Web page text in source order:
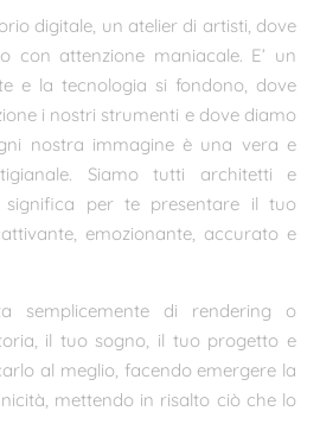
digitale, un atelier di artisti, dove
con attenzione maniacale. E’ un
e la tecnologia si fondono, dove
i nostri strumenti e dove diamo
nostra immagine è una vera e
Siamo tutti architetti e
significa per te presentare il tuo
emozionante, accurato e
semplicemente di rendering o
il tuo sogno, il tuo progetto e
al meglio, facendo emergere la
mettendo in risalto ciò che lo